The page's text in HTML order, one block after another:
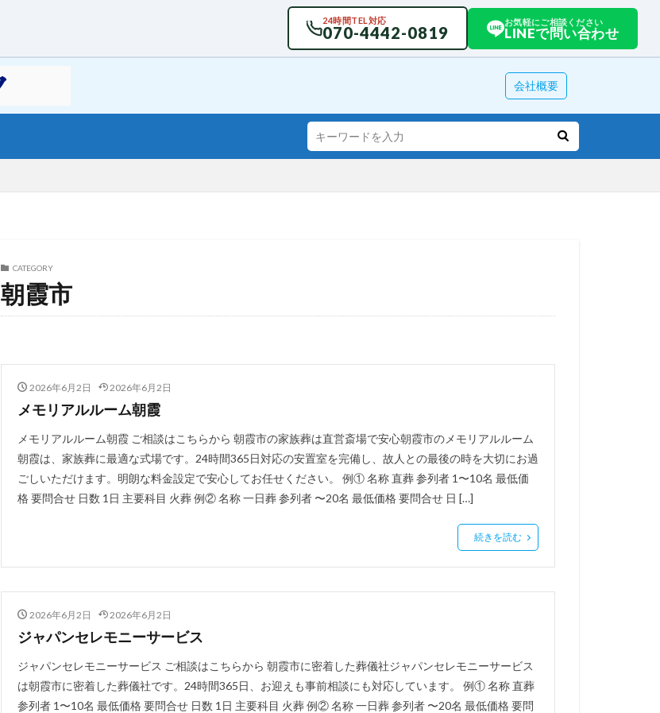
24時間TEL対応
070-4442-0819
お気軽にご相談ください
LINEで問い合わせ
会社概要
CATEGORY
朝霞市
2026年6月2日 2026年6月2日
メモリアルルーム朝霞
メモリアルルーム朝霞 ご相談はこちらから 朝霞市の家族葬は直営斎場で安心朝霞市のメモリアルルーム
朝霞は、家族葬に最適な式場です。24時間365日対応の安置室を完備し、故人との最後の時を大切にお過
ごしいただけます。明朗な料金設定で安心してお任せください。 例① 名称 直葬 参列者 1〜10名 最低価
格 要問合せ 日数 1日 主要科目 火葬 例② 名称 一日葬 参列者 〜20名 最低価格 要問合せ 日 […]
続きを読む
2026年6月2日 2026年6月2日
ジャパンセレモニーサービス
ジャパンセレモニーサービス ご相談はこちらから 朝霞市に密着した葬儀社ジャパンセレモニーサービス
は朝霞市に密着した葬儀社です。24時間365日、お迎えも事前相談にも対応しています。 例① 名称 直葬
参列者 1〜10名 最低価格 要問合せ 日数 1日 主要科目 火葬 例② 名称 一日葬 参列者 〜20名 最低価格 要問